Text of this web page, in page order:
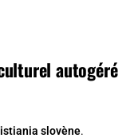
autogéré
slovène.